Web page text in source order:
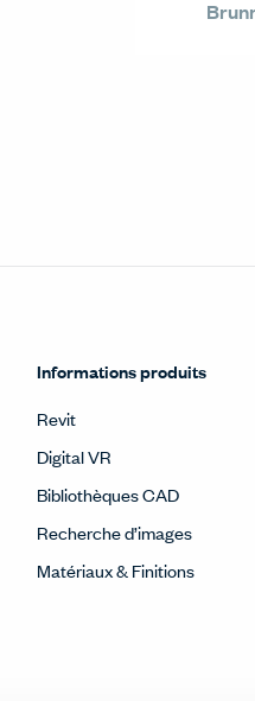
Informations produits
Revit
Digital VR
Bibliothèques CAD
Recherche d’images
Matériaux & Finitions